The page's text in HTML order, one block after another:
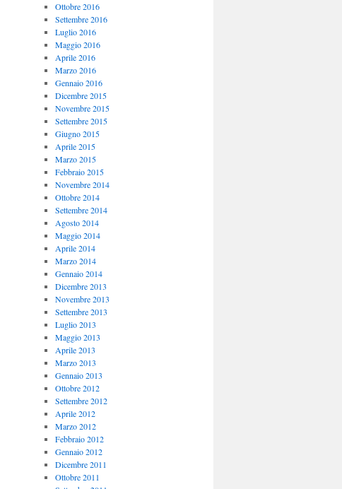
Ottobre 2016
Settembre 2016
Luglio 2016
Maggio 2016
Aprile 2016
Marzo 2016
Gennaio 2016
Dicembre 2015
Novembre 2015
Settembre 2015
Giugno 2015
Aprile 2015
Marzo 2015
Febbraio 2015
Novembre 2014
Ottobre 2014
Settembre 2014
Agosto 2014
Maggio 2014
Aprile 2014
Marzo 2014
Gennaio 2014
Dicembre 2013
Novembre 2013
Settembre 2013
Luglio 2013
Maggio 2013
Aprile 2013
Marzo 2013
Gennaio 2013
Ottobre 2012
Settembre 2012
Aprile 2012
Marzo 2012
Febbraio 2012
Gennaio 2012
Dicembre 2011
Ottobre 2011